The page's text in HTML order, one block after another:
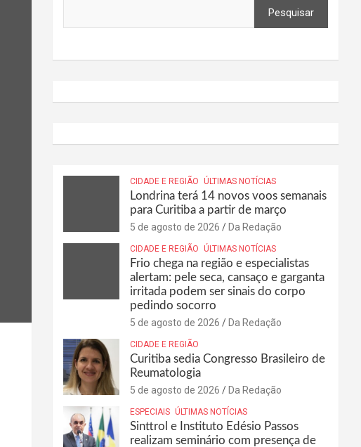
Pesquisar
CIDADE E REGIÃO ÚLTIMAS NOTÍCIAS
Londrina terá 14 novos voos semanais
para Curitiba a partir de março
5 de agosto de 2026 Da Redação
CIDADE E REGIÃO ÚLTIMAS NOTÍCIAS
Frio chega na região e especialistas
alertam: pele seca, cansaço e garganta
irritada podem ser sinais do corpo
pedindo socorro
5 de agosto de 2026 Da Redação
CIDADE E REGIÃO
Curitiba sedia Congresso Brasileiro de
Reumatologia
5 de agosto de 2026 Da Redação
ESPECIAIS ÚLTIMAS NOTÍCIAS
Sinttrol e Instituto Edésio Passos
realizam seminário com presença de